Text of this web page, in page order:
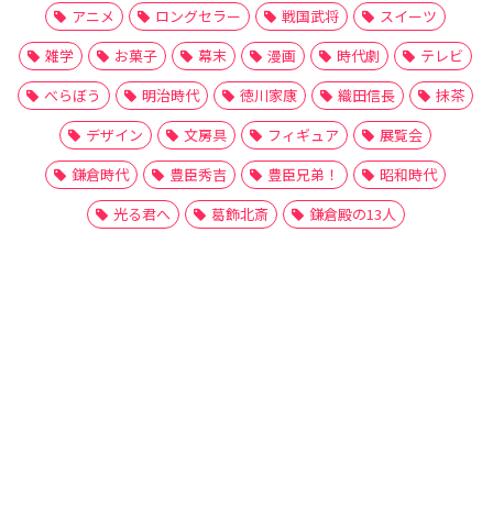
アニメ
ロングセラー 戦国武将
スイーツ
雑学
お菓子 幕末 漫画 時代劇
テレビ
べらぼう
明治時代 徳川家康 織田信長
抹茶
デザイン
文房具 フィギュア
展覧会
鎌倉時代
豊臣秀吉 豊臣兄弟！
昭和時代
光る君へ
葛飾北斎 鎌倉殿の13人